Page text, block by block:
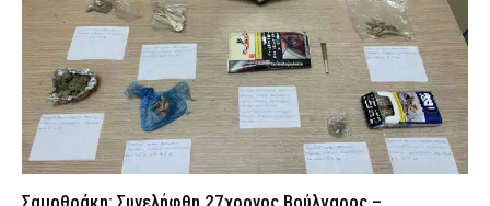
ΕΙΔΗΣΕΙΣ 5 Αυγούστου 2026 22:09
Αίσιο τέλος στην εξαφάνιση των δίδυμων κοριτσιών από τη
Γλυφάδα – Επέστρεψαν στον πατέρα τους
ΑΣΤΥΝΟΜΙΑ 5 Αυγούστου 2026 21:55
Απίστευτο: Ακινητοποιήθηκε τρένο της Hellenic Train λόγω
φωτιάς και στη συνέχεια κάηκε το λεωφορείο αντικατάστασης!
Σαμοθράκη: Συνελήφθη 27χρονος Βούλγαρος –